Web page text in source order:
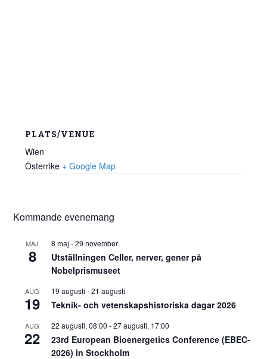
PLATS/VENUE
Wien
Österrike + Google Map
Kommande evenemang
MAJ
8
8 maj -29 november
Utställningen Celler, nerver, gener på
Nobelprismuseet
AUG
19
19 augusti -21 augusti
Teknik- och vetenskapshistoriska dagar 2026
AUG
22
22 augusti, 08:00 -27 augusti, 17:00
23rd European Bioenergetics Conference (EBEC-
2026) in Stockholm